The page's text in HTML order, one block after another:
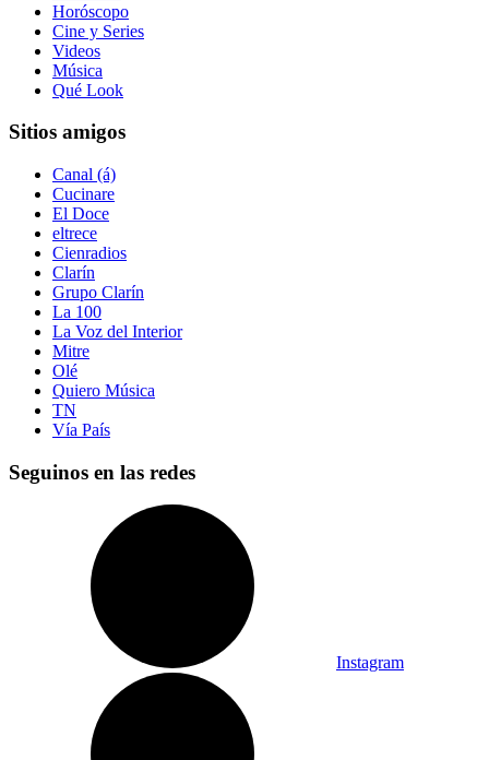
Horóscopo
Cine y Series
Videos
Música
Qué Look
Sitios amigos
Canal (á)
Cucinare
El Doce
eltrece
Cienradios
Clarín
Grupo Clarín
La 100
La Voz del Interior
Mitre
Olé
Quiero Música
TN
Vía País
Seguinos en las redes
Instagram